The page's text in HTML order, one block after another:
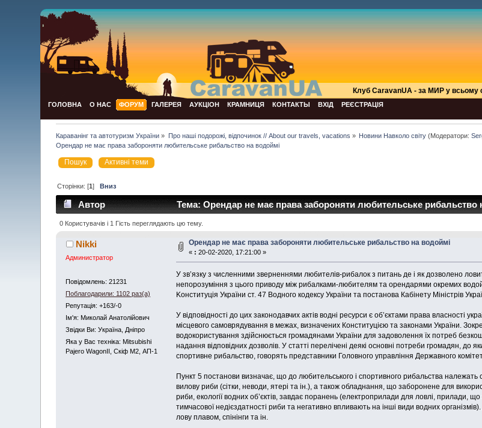
Клуб СaravanUA - за МИР у всьому
ГОЛОВНА О НАС ФОРУМ ГАЛЕРЕЯ АУКЦІОН КРАМНИЦЯ КОНТАКТЫ ВХІД РЕЄСТРАЦІЯ
Караванінг та автотуризм України » Про наші подорожі, відпочинок // About our travels, vacations » Новини Навколо світу (Модератори:
Орендар не має права забороняти любительське рибальство на водоймі
Пошук Активні теми
Сторінки: [1]Вниз
Автор Тема: Орендар не має права забороняти любительське рибальство
0 Користувачів і 1 Гість переглядають цю тему.
Nikki
Администратор
Повідомлень: 21231
Поблагодарили: 1102 раз(а)
Репутація: +163/-0
Iм'я: Миколай Анатолійович
Звідки Ви: Україна, Дніпро
Яка у Вас техніка: Mitsubishi
Pajero WagonII, Скіф М2, АП-1
Орендар не має права забороняти любительське рибальство на водоймі
« : 20-02-2020, 17:21:00 »
У зв’язку з численними зверненнями любителів-рибалок з питань де і як дозволено
непорозуміння з цього приводу між рибалками-любителям та орендарями окремих
Koнституція України ст. 47 Водного кодексу України та постанова Кабінету Міністрів
У відповідності до цих законодавчих актів водні ресурси є об’єктами права власності
місцевого самоврядування в межах, визначених Конституцією та законами України.
водокористування здійснюється громадянами України для задоволення їх потреб
надання відповідних дозволів. У статті перелічені деякі основні потреби громадян, до
спортивне рибальство, говорять представники Головного управління Державного
Пункт 5 постанови визначає, що до любительського і спортивного рибальства
вилову риби (сітки, неводи, ятері та ін.), а також обладнання, що заборонене для
риби, екології водних об’єктів, завдає поранень (електроприлади для ловлі, прилади,
тимчасової недієздатності риби та негативно впливають на інші види водних
лову плавом, спінінги та ін.